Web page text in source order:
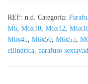
REF: n.d. Categoria:
M6 M6x10 M6x12
M6x45 M6x50 M6x55
cilindrica parafuso